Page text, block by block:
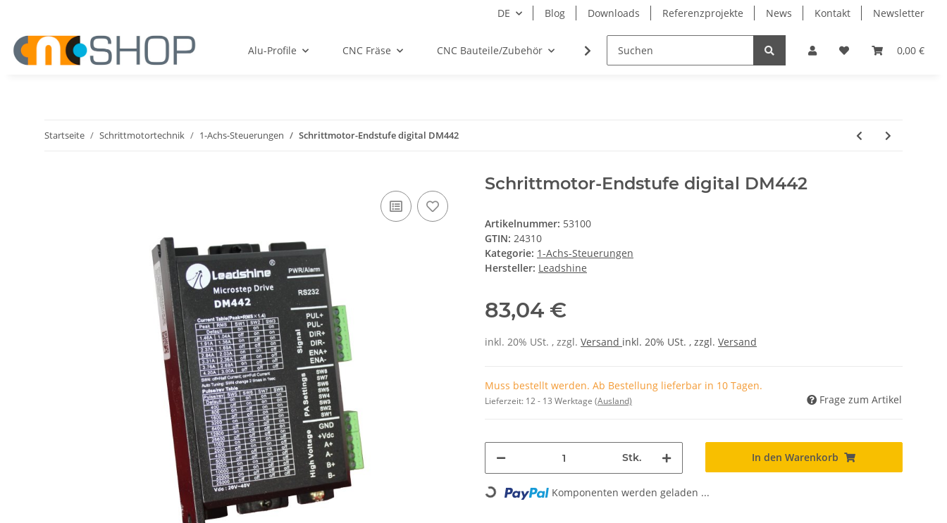
DE Blog Downloads Referenzprojekte News Kontakt Newsletter
0,00 €
Alu-Profile CNC Fräse CNC Bauteile/Zubehör Elektro Lagertechnik Lineartechnik
Startseite Schrittmotortechnik 1-Achs-Steuerungen Schrittmotor-Endstufe digital DM442
Schrittmotor-Endstufe digital DM442
Artikelnummer: 53100
GTIN: 24310
Kategorie: 1-Achs-Steuerungen
Hersteller: Leadshine
83,04 €
inkl. 20% USt. , zzgl. Versand inkl. 20% USt. , zzgl. Versand
Muss bestellt werden. Ab Bestellung lieferbar in 10 Tagen.
Lieferzeit: 12 - 13 Werktage (Ausland) Frage zum Artikel
Stk. In den Warenkorb
Loading... Komponenten werden geladen ...